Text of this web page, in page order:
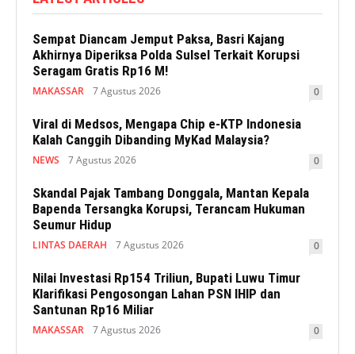
Sempat Diancam Jemput Paksa, Basri Kajang
Akhirnya Diperiksa Polda Sulsel Terkait Korupsi
Seragam Gratis Rp16 M!
MAKASSAR 7 Agustus 2026 0
Viral di Medsos, Mengapa Chip e-KTP Indonesia
Kalah Canggih Dibanding MyKad Malaysia?
NEWS 7 Agustus 2026 0
Skandal Pajak Tambang Donggala, Mantan Kepala
Bapenda Tersangka Korupsi, Terancam Hukuman
Seumur Hidup
LINTAS DAERAH 7 Agustus 2026 0
Nilai Investasi Rp154 Triliun, Bupati Luwu Timur
Klarifikasi Pengosongan Lahan PSN IHIP dan
Santunan Rp16 Miliar
MAKASSAR 7 Agustus 2026 0